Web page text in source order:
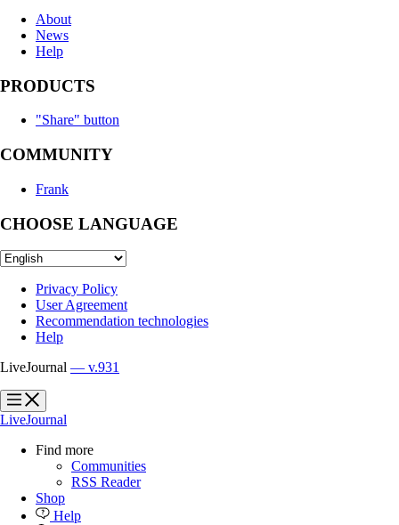
About
News
Help
PRODUCTS
"Share" button
COMMUNITY
Frank
CHOOSE LANGUAGE
Privacy Policy
User Agreement
Recommendation technologies
Help
LiveJournal — v.931
?
?
LiveJournal
Find more
Communities
RSS Reader
Shop
Help